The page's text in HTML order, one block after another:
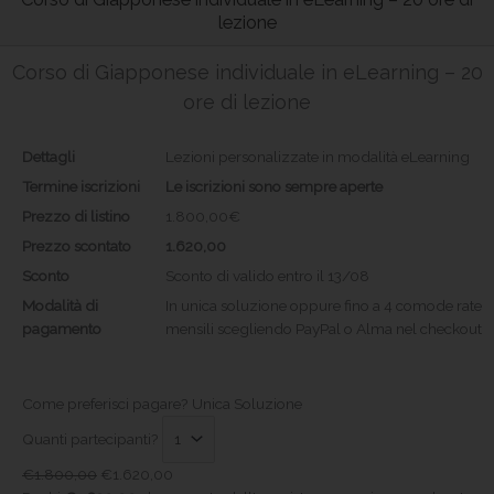
lezione
Corso di Giapponese individuale in eLearning – 20
ore di lezione
Dettagli
Lezioni personalizzate in modalità eLearning
Termine iscrizioni
Le iscrizioni sono sempre aperte
Prezzo di listino
1.800,00€
Prezzo scontato
1.620,00
Sconto
Sconto di valido entro il 13/08
Modalità di
pagamento
In unica soluzione oppure fino a 4 comode rate
mensili scegliendo PayPal o Alma nel checkout
Come preferisci pagare? Unica Soluzione
Quanti partecipanti?
€1.800,00 €
1.620,00